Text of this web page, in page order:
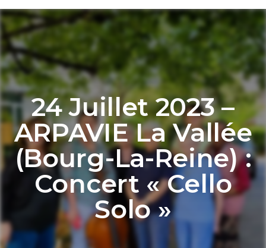
24 Juillet 2023 –
ARPAVIE La Vallée
(Bourg-La-Reine) :
Concert « Cello
Solo »